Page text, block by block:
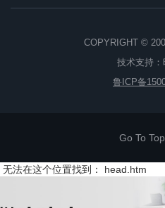
COPYRIGHT ©
技术支持：
鲁ICP备
Go To
无法在这个位置找到： head.htm